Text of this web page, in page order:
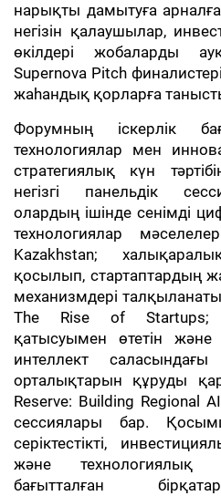
нарықты дамытуға
негізін қалаушылар,
өкілдері жобаларды
Supernova Pitch
жаһандық қорларға
Форумның іскерлік
технологиялар мен
стратегиялық күн
негізгі панельдік
олардың ішінде сенімді
технологиялар
Kazakhstan;
қосылып, стартаптардың
механизмдері
The Rise of Startups;
қатысуымен өтетін
интеллект саласындағы
орталықтарын құруды
Reserve: Building Regional
сессиялары бар.
серіктестікті,
және технологиялық
бағытталған